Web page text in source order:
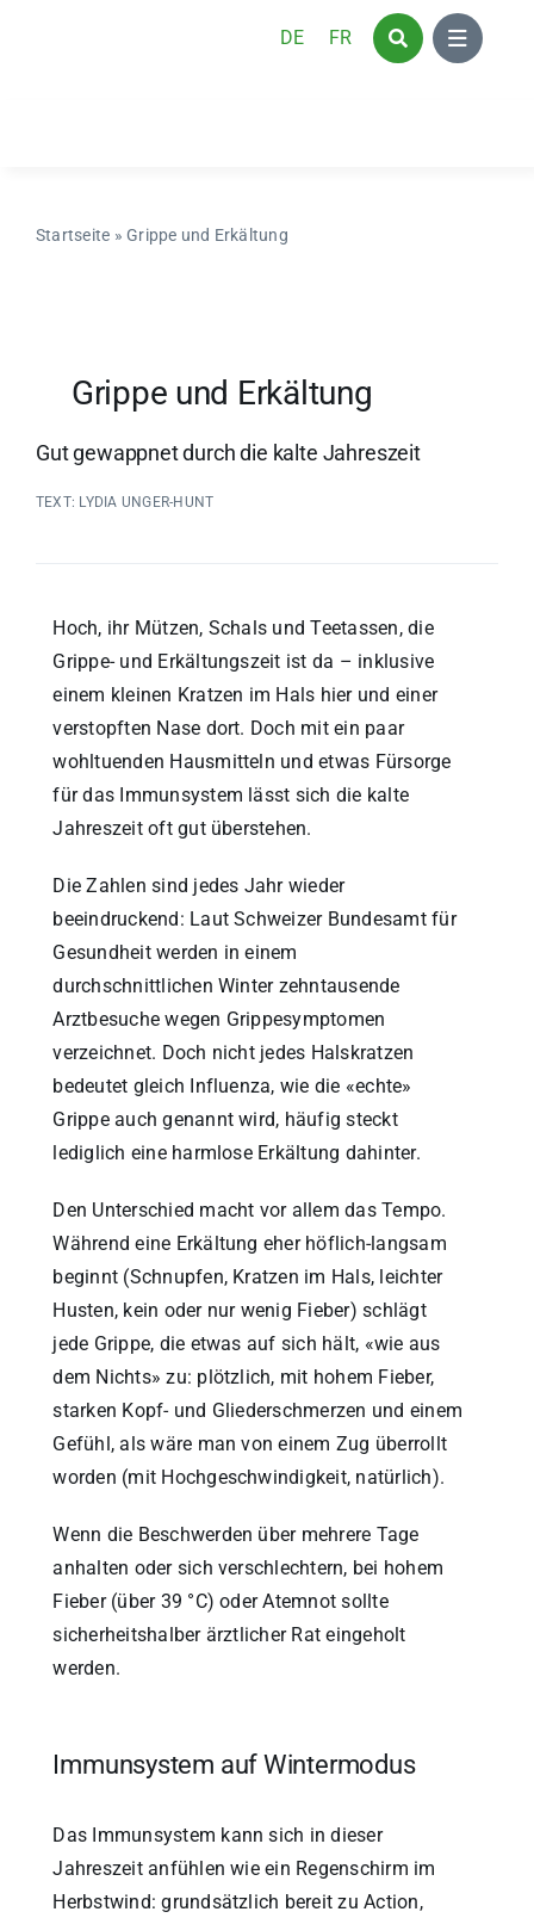
DE FR
Startseite »Grippe und Erkältung
Grippe und Erkältung
Gut gewappnet durch die kalte Jahreszeit
TEXT: LYDIA UNGER-HUNT
Hoch, ihr Mützen, Schals und Teetassen, die
Grippe- und Erkältungszeit ist da – inklusive
einem kleinen Kratzen im Hals hier und einer
verstopften Nase dort. Doch mit ein paar
wohltuenden Hausmitteln und etwas Fürsorge
für das Immunsystem lässt sich die kalte
Jahreszeit oft gut überstehen.
Die Zahlen sind jedes Jahr wieder
beeindruckend: Laut Schweizer Bundesamt für
Gesundheit werden in einem
durchschnittlichen Winter zehntausende
Arztbesuche wegen Grippesymptomen
verzeichnet. Doch nicht jedes Halskratzen
bedeutet gleich Influenza, wie die «echte»
Grippe auch genannt wird, häufig steckt
lediglich eine harmlose Erkältung dahinter.
Den Unterschied macht vor allem das Tempo.
Während eine Erkältung eher höflich-langsam
beginnt (Schnupfen, Kratzen im Hals, leichter
Husten, kein oder nur wenig Fieber) schlägt
jede Grippe, die etwas auf sich hält, «wie aus
dem Nichts» zu: plötzlich, mit hohem Fieber,
starken Kopf- und Gliederschmerzen und einem
Gefühl, als wäre man von einem Zug überrollt
worden (mit Hochgeschwindigkeit, natürlich).
Wenn die Beschwerden über mehrere Tage
anhalten oder sich verschlechtern, bei hohem
Fieber (über 39 °C) oder Atemnot sollte
sicherheitshalber ärztlicher Rat eingeholt
werden.
Immunsystem auf Wintermodus
Das Immunsystem kann sich in dieser
Jahreszeit anfühlen wie ein Regenschirm im
Herbstwind: grundsätzlich bereit zu Action,